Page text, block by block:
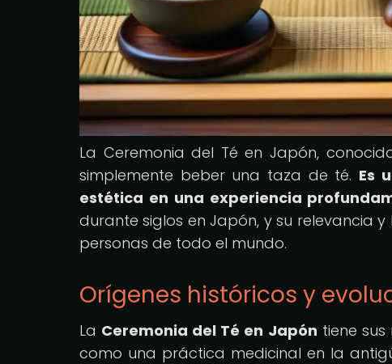
La Ceremonia del Té en Japón,
simplemente beber una taza de té. Es
estética en una experiencia
durante siglos en Japón, y su relevancia
personas de todo el mundo.
Orígenes históricos y
La Ceremonia del Té en Japón tiene
como una práctica medicinal en la